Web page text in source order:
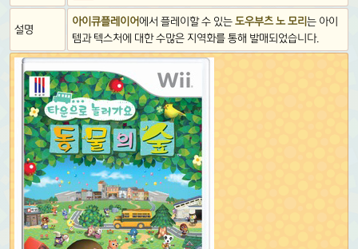
설명
아이큐플레이어에서 플레이할 수 있는도우부츠 노 모리는 아이
템과 텍스처에 대한 수많은 지역화를 통해 발매되었습니다.